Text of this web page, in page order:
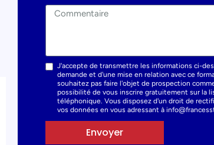
J'accepte de transmettre les informations ci-
demande et d'une mise en relation avec ce
souhaitez pas faire l'objet de prospection
possibilité de vous inscrire gratuitement sur la
téléphonique. Vous disposez d'un droit de
vos données en vous adressant à
Envoyer